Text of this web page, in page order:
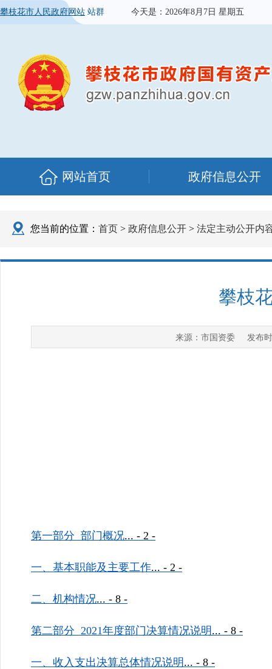
攀枝花市人民政府网站 站群 今天是： 2026年8月7日 星期五
网站首页 政府信息公开
您当前的位置： 首页 > 政府信息公开 > 法定主动公开内
攀枝
来源： 市国资委发布时
第一部分 部门概况... - 2 -
一、基本职能及主要工作... - 2 -
二、机构情况... - 8 -
第二部分 2021年度部门决算情况说明 ... - 8 -
一、收入支出决算总体情况说明 ... - 8 -